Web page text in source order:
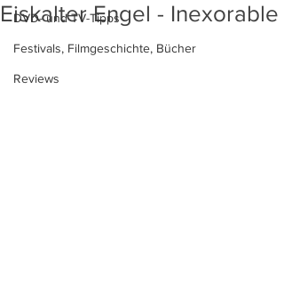
DVD- und TV-Tipps
Festivals, Filmgeschichte, Bücher
Reviews
Eiskalter Engel - Inexorable